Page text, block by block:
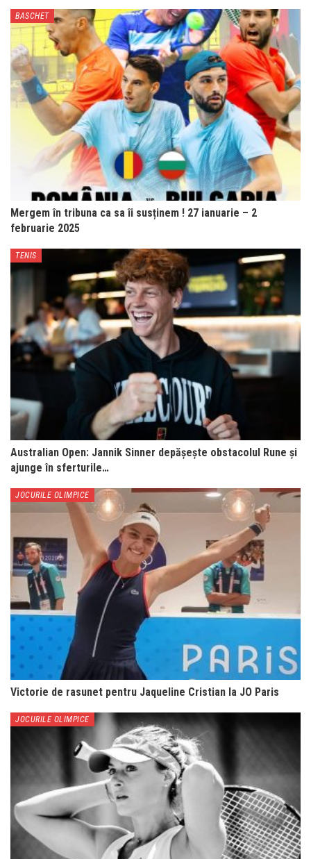
BASCHET
Mergem în tribuna ca sa îi susținem ! 27 ianuarie – 2
februarie 2025
TENIS
Australian Open: Jannik Sinner depășește obstacolul Rune și
ajunge în sferturile…
JOCURILE OLIMPICE
Victorie de rasunet pentru Jaqueline Cristian la JO Paris
JOCURILE OLIMPICE